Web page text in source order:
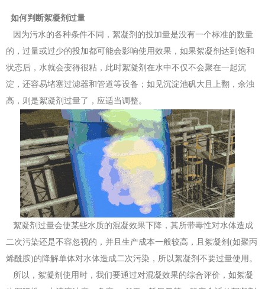
如何判断絮凝剂过量
因为污水的各种条件不同，絮凝剂的投加量是没有一个标准的数量
的，过量或过少的投加都可能会影响使用效果，如果絮凝剂达到饱和
状态后，水就会变得很粘，此时絮凝剂在水中不仅不会聚在一起沉
淀，还容易堵塞过滤器和管道等设备；如见沉淀池矾大且上翻，余浊
高，则是絮凝剂过量了，应适当调整。
絮凝剂过量会使某些水质的混凝效果下降，其所带毒性对水体造成
二次污染还是不容忽视的，并且生产成本一般较高，且絮凝剂(如聚丙
烯酰胺)的降解单体对水体造成二次污染，所以絮凝剂不要过量使用。
所以，絮凝剂使用时，我们要通过对混凝效果的综合评价，如絮凝